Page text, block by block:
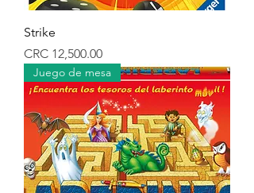
Strike
Precio
CRC 12,500.00
Juego de mesa